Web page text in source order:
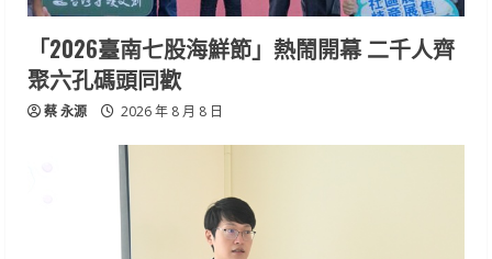
「2026臺南七股海鮮節」熱鬧開幕 二千人齊
聚六孔碼頭同歡
蔡 永源 2026 年 8 月 8 日